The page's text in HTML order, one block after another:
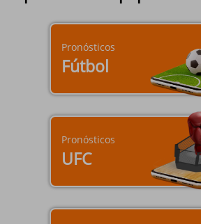
mayores de edad.
¿Tienes más de 18 años?
Pronósticos
Fútbol
Pronósticos
UFC